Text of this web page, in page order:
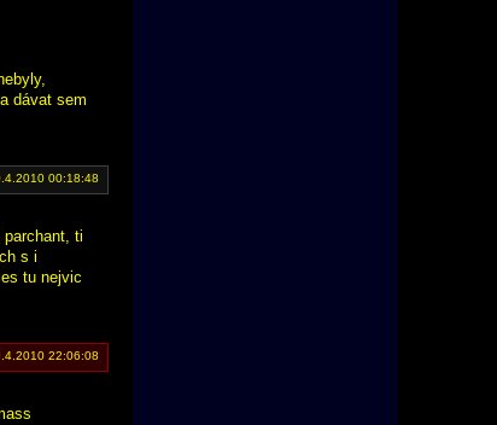
dávat sem
00:18:48
ti
s i
tu nejvic
22:06:08